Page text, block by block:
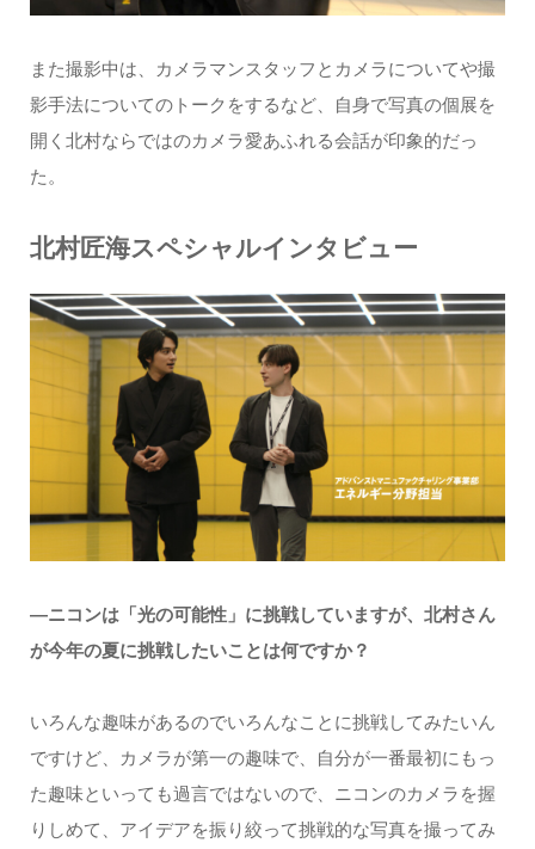
また撮影中は、カメラマンスタッフとカメラについてや撮
影手法についてのトークをするなど、自身で写真の個展を
開く北村ならではのカメラ愛あふれる会話が印象的だっ
た。
北村匠海スペシャルインタビュー
―ニコンは「光の可能性」に挑戦していますが、北村さん
が今年の夏に挑戦したいことは何ですか？
いろんな趣味があるのでいろんなことに挑戦してみたいん
ですけど、カメラが第一の趣味で、自分が一番最初にもっ
た趣味といっても過言ではないので、ニコンのカメラを握
りしめて、アイデアを振り絞って挑戦的な写真を撮ってみ